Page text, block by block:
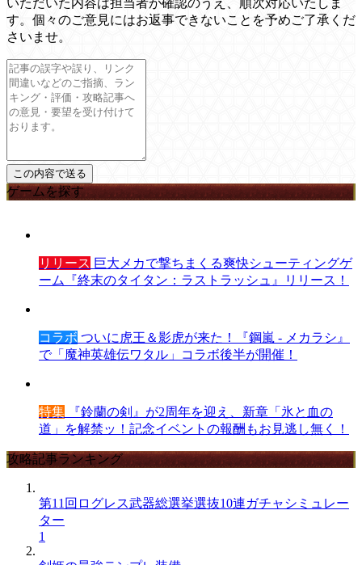
す。個々のご意見にはお返事できないことを予めご了承くだ
さいませ。
ゲームを探す
リリース 巨大メカで撃ちまくる爽快シューティングゲ
ーム『終末のタイタン：ラストラッシュ』リリース！
コラボ ついに虎王＆影虎が来た！『鋼嵐 - メカラシ』
で「魔神英雄伝ワタル」コラボ後半が開催！
特集 『鈴蘭の剣』が2周年を迎え、新章「氷と血の
道」を解禁ッ！記念イベントの報酬もお見逃し無く！
攻略記事ランキング
第11回ログレス武器総選挙選抜10連ガチャシミュレー
ター
1